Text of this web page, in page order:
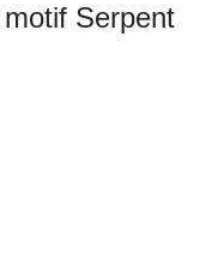
Serpent